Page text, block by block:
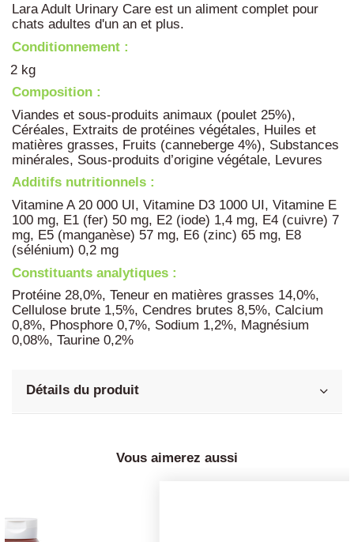
Lara Adult Urinary Care est un aliment complet pour
chats adultes d'un an et plus.
Conditionnement :
2 kg
Composition :
Viandes et sous-produits animaux (poulet 25%),
Céréales, Extraits de protéines végétales, Huiles et
matières grasses, Fruits (canneberge 4%), Substances
minérales, Sous-produits d’origine végétale, Levures
Additifs nutritionnels :
Vitamine A 20 000 UI, Vitamine D3 1000 UI, Vitamine E
100 mg, E1 (fer) 50 mg, E2 (iode) 1,4 mg, E4 (cuivre) 7
mg, E5 (manganèse) 57 mg, E6 (zinc) 65 mg, E8
(sélénium) 0,2 mg
Constituants analytiques :
Protéine 28,0%, Teneur en matières grasses 14,0%,
Cellulose brute 1,5%, Cendres brutes 8,5%, Calcium
0,8%, Phosphore 0,7%, Sodium 1,2%, Magnésium
0,08%, Taurine 0,2%
Détails du produit
Vous aimerez aussi